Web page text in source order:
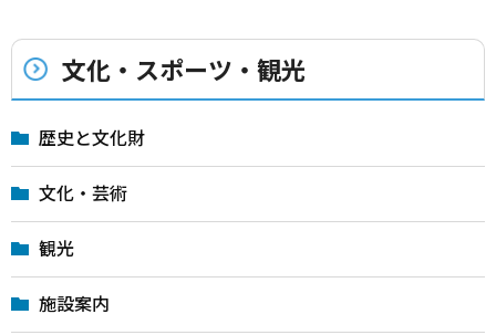
文化・スポーツ・観光
歴史と文化財
文化・芸術
観光
施設案内